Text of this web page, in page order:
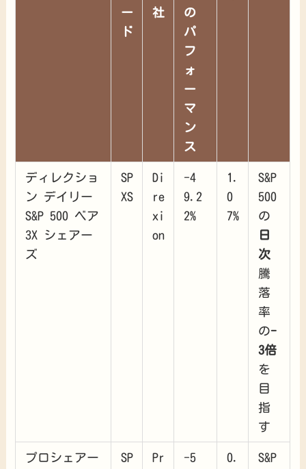
ー
ド
社
の
パ
フ
ォ
ー
マ
ン
ス
ディレクショ
ン デイリー
S&P 500 ベア
3X シェアー
ズ
SP
XS
Di
re
xi
on
-4
9.2
2%
1.
0
7%
S&P
500
の
日
次
騰
落
率
の-
3倍
を
目
指
す
プロシェアー
SP
Pr
-5
0.
S&P